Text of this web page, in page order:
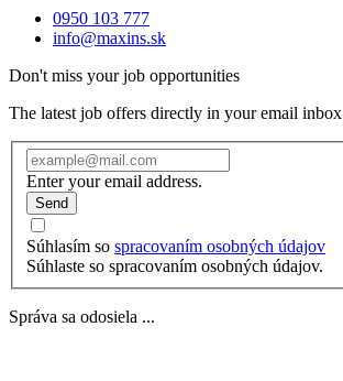
0950 103 777
info@maxins.sk
Don't miss your job opportunities
The latest job offers directly in your email inbox
Enter your email address.
Send
Súhlasím so spracovaním osobných údajov
Súhlaste so spracovaním osobných údajov.
Správa sa odosiela ...